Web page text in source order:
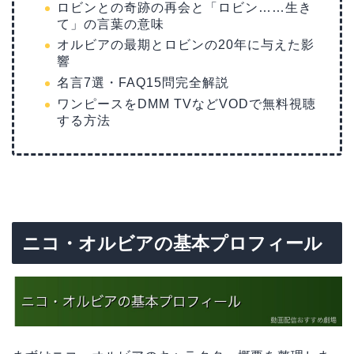
ロビンとの奇跡の再会と「ロビン……生き
て」の言葉の意味
オルビアの最期とロビンの20年に与えた影
響
名言7選・FAQ15問完全解説
ワンピースをDMM TVなどVODで無料視聴
する方法
ニコ・オルビアの基本プロフィール